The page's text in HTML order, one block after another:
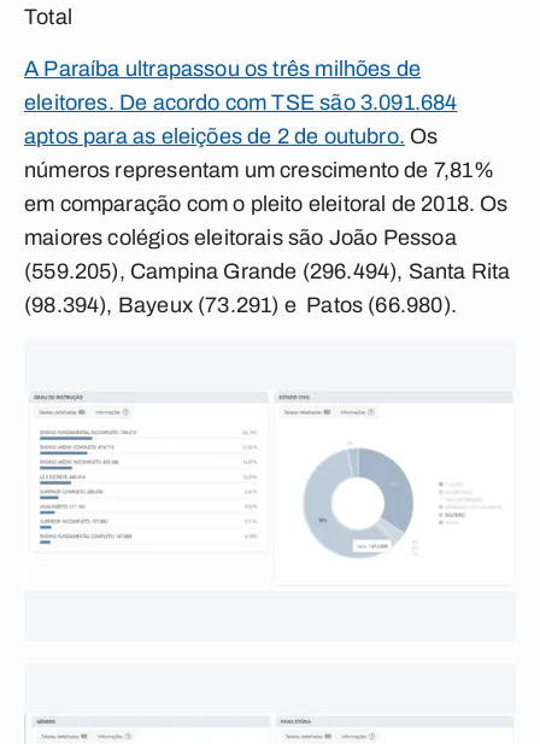
Total
A Paraíba ultrapassou os três milhões de
eleitores. De acordo com TSE são 3.091.684
aptos para as eleições de 2 de outubro. Os
números representam um crescimento de 7,81%
em comparação com o pleito eleitoral de 2018. Os
maiores colégios eleitorais são João Pessoa
(559.205), Campina Grande (296.494), Santa Rita
(98.394), Bayeux (73.291) e Patos (66.980).